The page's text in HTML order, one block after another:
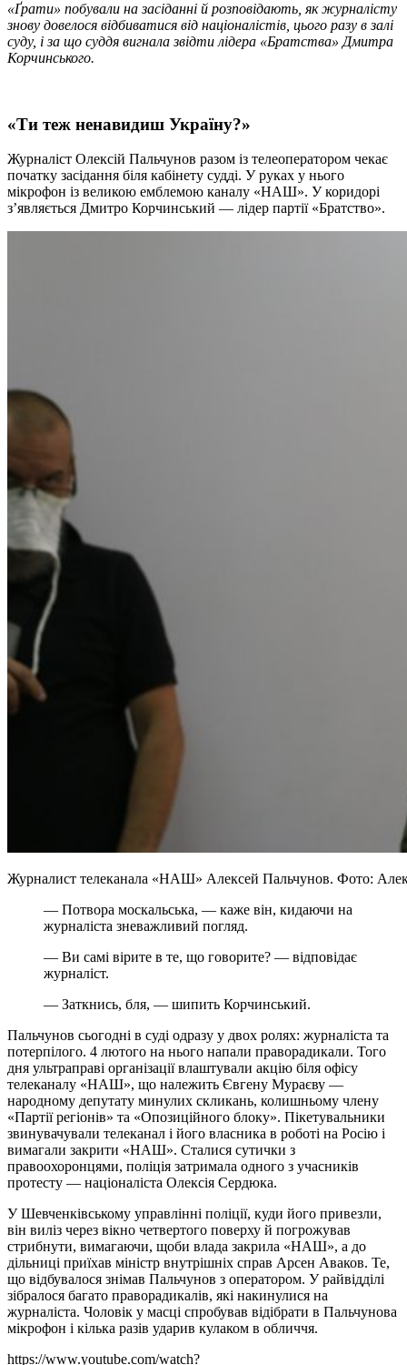
«Ґрати» побували на засіданні й розповідають, як журналісту
знову довелося відбиватися від націоналістів, цього разу в залі
суду, і за що суддя вигнала звідти лідера «Братства» Дмитра
Корчинського.
«Ти теж ненавидиш Україну?»
Журналіст Олексій Пальчунов разом із телеоператором чекає
початку засідання біля кабінету судді. У руках у нього
мікрофон із великою емблемою каналу «НАШ». У коридорі
з’являється Дмитро Корчинський — лідер партії «Братство».
Журналист телеканала «НАШ» Алексей Пальчунов. Фото:
— Потвора москальська, — каже він, кидаючи на
журналіста зневажливий погляд.
— Ви самі вірите в те, що говорите? — відповідає
журналіст.
— Заткнись, бля, — шипить Корчинський.
Пальчунов сьогодні в суді одразу у двох ролях: журналіста та
потерпілого. 4 лютого на нього напали праворадикали. Того
дня ультраправі організації влаштували акцію біля офісу
телеканалу «НАШ», що належить Євгену Мураєву —
народному депутату минулих скликань, колишньому члену
«Партії регіонів» та «Опозиційного блоку». Пікетувальники
звинувачували телеканал і його власника в роботі на Росію і
вимагали закрити «НАШ». Сталися сутички з
правоохоронцями, поліція затримала одного з учасників
протесту — націоналіста Олексія Сердюка.
У Шевченківському управлінні поліції, куди його привезли,
він виліз через вікно четвертого поверху й погрожував
стрибнути, вимагаючи, щоби влада закрила «НАШ», а до
дільниці приїхав міністр внутрішніх справ Арсен Аваков. Те,
що відбувалося знімав Пальчунов з оператором. У райвідділі
зібралося багато праворадикалів, які накинулися на
журналіста. Чоловік у масці спробував відібрати в Пальчунова
мікрофон і кілька разів ударив кулаком в обличчя.
https://www.youtube.com/watch?